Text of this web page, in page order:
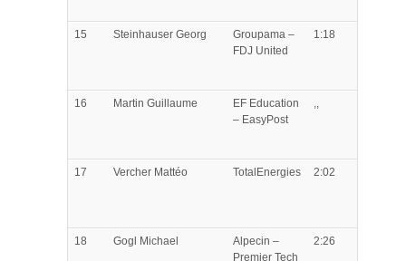
15 Steinhauser Georg
Groupama –
FDJ United
1:18
16 Martin Guillaume
EF Education
– EasyPost
,,
17 Vercher Mattéo TotalEnergies 2:02
18 Gogl Michael
Alpecin –
Premier Tech
2:26